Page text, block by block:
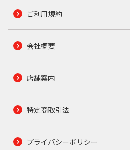
ご利用規約
会社概要
店舗案内
特定商取引法
プライバシーポリシー